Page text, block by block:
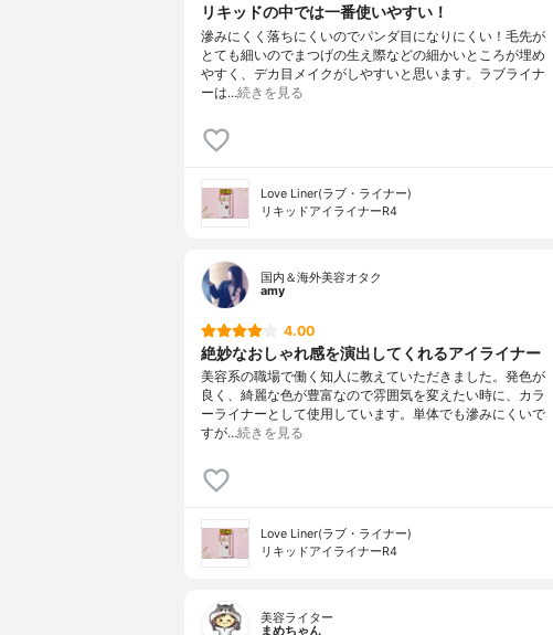
リキッドの中では一番使いやすい！
滲みにくく落ちにくいのでパンダ目になりにくい！毛先が
とても細いのでまつげの生え際などの細かいところが埋め
やすく、デカ目メイクがしやすいと思います。ラブライナ
ーは…続きを見る
Love Liner(ラブ・ライナー)
リキッドアイライナーR4
国内＆海外美容オタク
amy
4.00
絶妙なおしゃれ感を演出してくれるアイライナー
美容系の職場で働く知人に教えていただきました。発色が
良く、綺麗な色が豊富なので雰囲気を変えたい時に、カラ
ーライナーとして使用しています。単体でも滲みにくいで
すが…続きを見る
Love Liner(ラブ・ライナー)
リキッドアイライナーR4
美容ライター
まめちゃん